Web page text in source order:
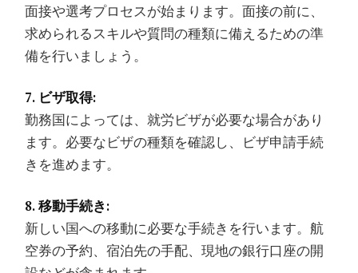
面接や選考プロセスが始まります。面接の前に、
求められるスキルや質問の種類に備えるための準
備を行いましょう。
7. ビザ取得:
勤務国によっては、就労ビザが必要な場合があり
ます。必要なビザの種類を確認し、ビザ申請手続
きを進めます。
8. 移動手続き:
新しい国への移動に必要な手続きを行います。航
空券の予約、宿泊先の手配、現地の銀行口座の開